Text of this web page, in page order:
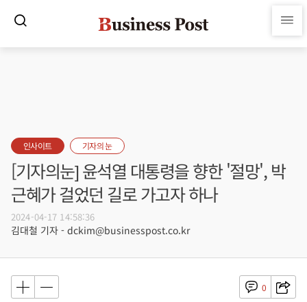
인사이트 기자의 눈
[기자의눈] 윤석열 대통령을 향한 '절망', 박
근혜가 걸었던 길로 가고자 하나
2024-04-17 14:58:36
김대철 기자 - dckim@businesspost.co.kr
0